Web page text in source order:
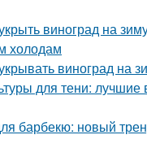
виноград на
холодам
виноград на
для тени:
барбекю: новый